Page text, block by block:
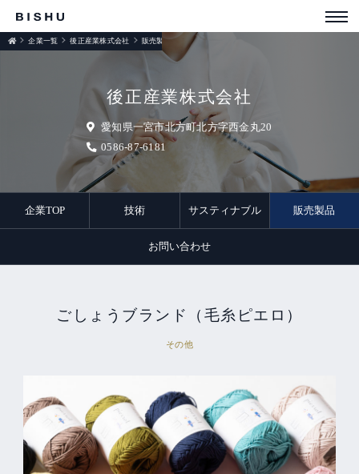
後正産業株式会社
愛知県一宮市北方町北方字西金丸20
0586-87-6181
企業一覧 後正産業株式会社 販売製品
企業TOP 技術 サスティナブル 販売製品
お問い合わせ
ごしょうブランド（毛糸ピエロ）
その他